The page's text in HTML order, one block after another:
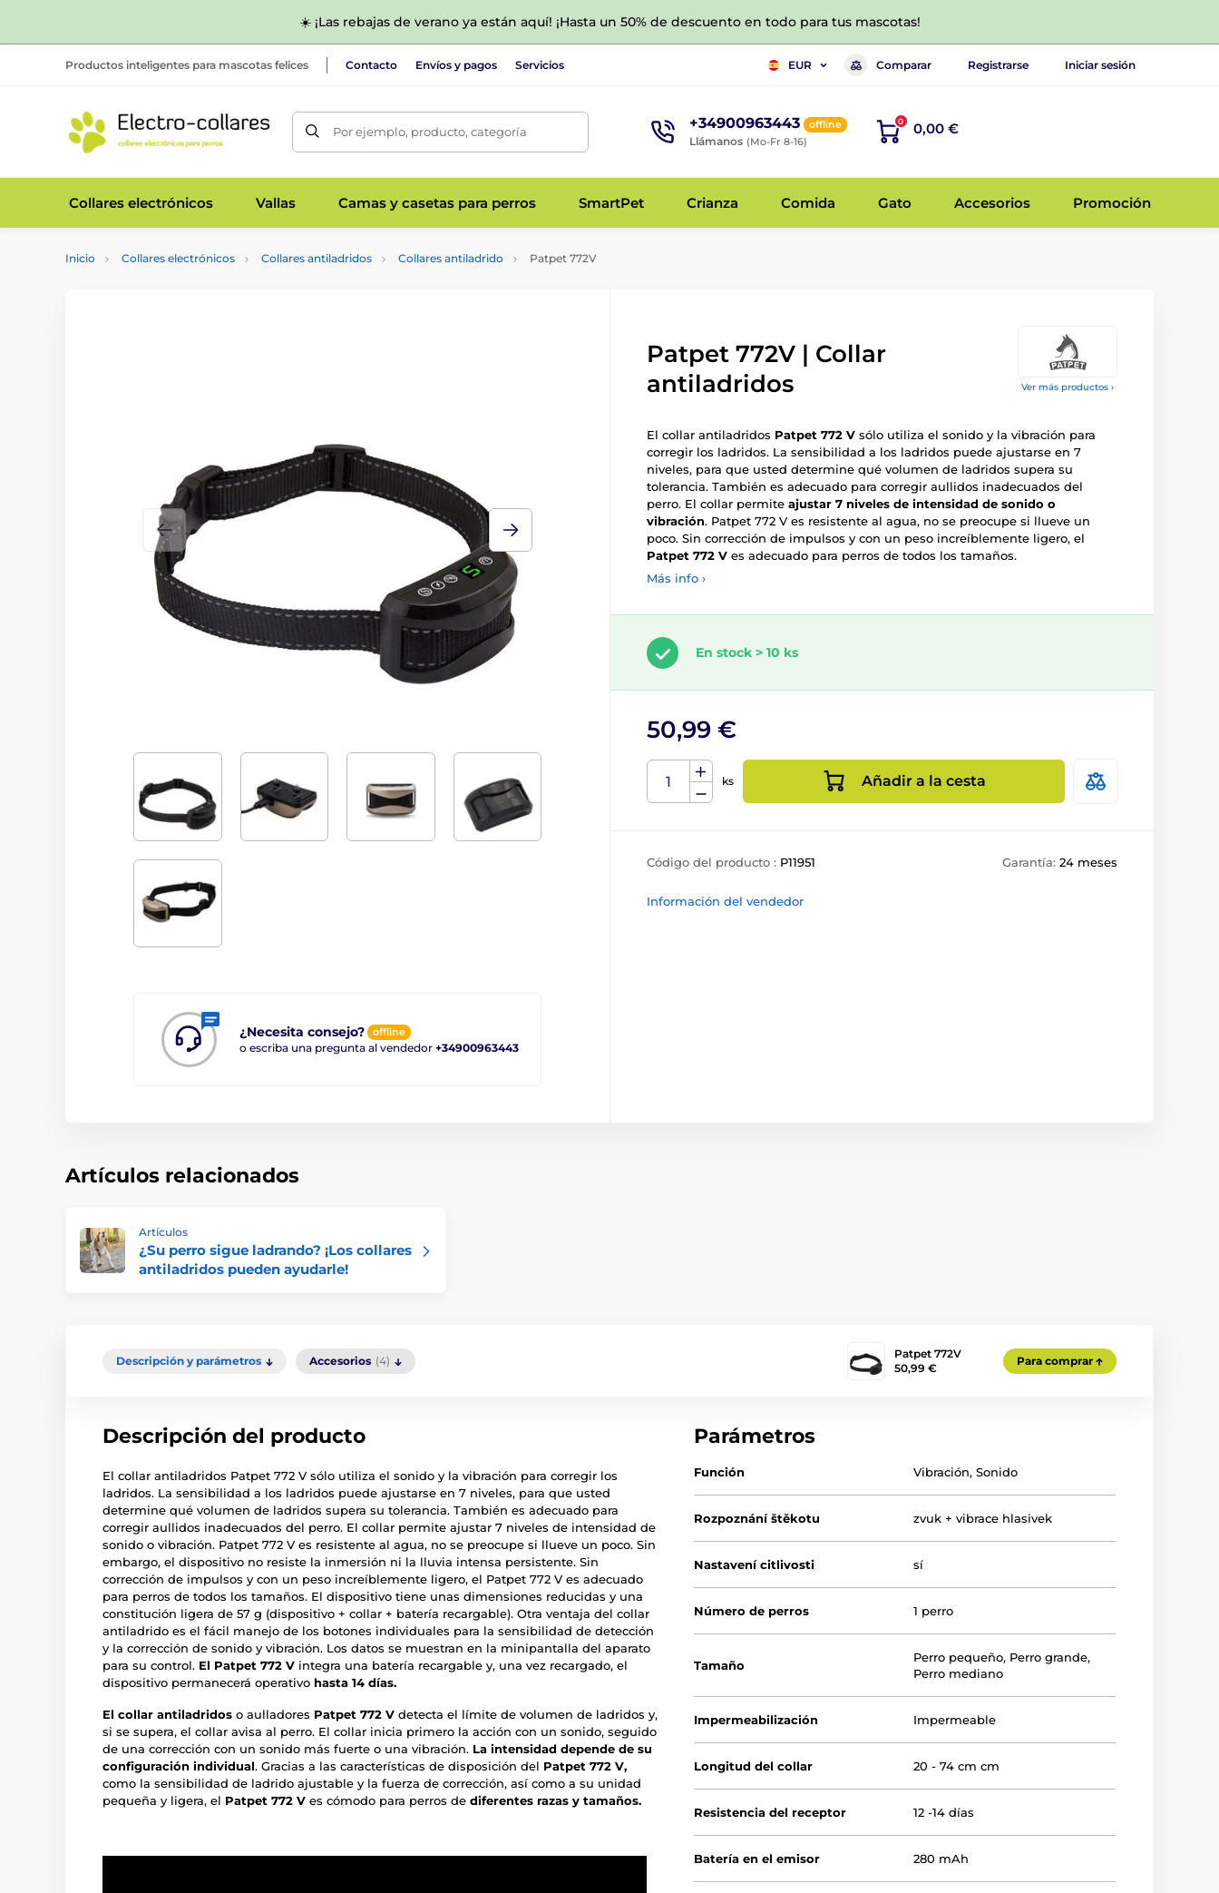
☀️ ¡Las rebajas de verano ya están aquí! ¡Hasta un 50% de descuento en todo para tus mascotas!
Productos inteligentes para mascotas felices Contacto Envíos y pagos Servicios EUR Comparar Registrarse Iniciar sesión
Por ejemplo, producto, categoría +34900963443 offline
Llámanos (Mo-Fr 8-16)
0 0,00 €
Collares electrónicos Vallas Camas y casetas para perros SmartPet Crianza Comida Gato Accesorios Promoción
Inicio Collares electrónicos Collares antiladridos Collares antiladrido Patpet 772V
Ver más productos ›
¿Necesita consejo? offline
o escriba una pregunta al vendedor +34900963443
Patpet 772V | Collar
antiladridos
El collar antiladridos Patpet 772 V sólo utiliza el sonido y la vibración para
corregir los ladridos. La sensibilidad a los ladridos puede ajustarse en 7
niveles, para que usted determine qué volumen de ladridos supera su
tolerancia. También es adecuado para corregir aullidos inadecuados del
perro. El collar permite ajustar 7 niveles de intensidad de sonido o
vibración. Patpet 772 V es resistente al agua, no se preocupe si llueve un
poco. Sin corrección de impulsos y con un peso increíblemente ligero, el
Patpet 772 V es adecuado para perros de todos los tamaños.
Más info ›
En stock > 10 ks
50,99 €
ks Añadir a la cesta
Código del producto : P11951 Garantía: 24 meses
Información del vendedor
Artículos relacionados
Artículos
¿Su perro sigue ladrando? ¡Los collares
antiladridos pueden ayudarle!
Descripción y parámetros Accesorios (4)
Patpet 772V
50,99 €
Para comprar
Descripción del producto
El collar antiladridos Patpet 772 V sólo utiliza el sonido y la vibración para corregir los
ladridos. La sensibilidad a los ladridos puede ajustarse en 7 niveles, para que usted
determine qué volumen de ladridos supera su tolerancia. También es adecuado para
corregir aullidos inadecuados del perro. El collar permite ajustar 7 niveles de intensidad de
sonido o vibración. Patpet 772 V es resistente al agua, no se preocupe si llueve un poco. Sin
embargo, el dispositivo no resiste la inmersión ni la lluvia intensa persistente. Sin
corrección de impulsos y con un peso increíblemente ligero, el Patpet 772 V es adecuado
para perros de todos los tamaños. El dispositivo tiene unas dimensiones reducidas y una
constitución ligera de 57 g (dispositivo + collar + batería recargable). Otra ventaja del collar
antiladrido es el fácil manejo de los botones individuales para la sensibilidad de detección
y la corrección de sonido y vibración. Los datos se muestran en la minipantalla del aparato
para su control. El Patpet 772 V integra una batería recargable y, una vez recargado, el
dispositivo permanecerá operativo hasta 14 días.
El collar antiladridos o aulladores Patpet 772 V detecta el límite de volumen de ladridos y,
si se supera, el collar avisa al perro. El collar inicia primero la acción con un sonido, seguido
de una corrección con un sonido más fuerte o una vibración. La intensidad depende de su
configuración individual. Gracias a las características de disposición del Patpet 772 V,
como la sensibilidad de ladrido ajustable y la fuerza de corrección, así como a su unidad
pequeña y ligera, el Patpet 772 V es cómodo para perros de diferentes razas y tamaños.
Parámetros
Función Vibración,Sonido
Rozpoznání štěkotu zvuk + vibrace hlasivek
Nastavení citlivosti sí
Número de perros 1 perro
Tamaño
Perro pequeño, Perro grande,
Perro mediano
Impermeabilización Impermeable
Longitud del collar 20 - 74 cm cm
Resistencia del receptor 12 -14 días
Batería en el emisor 280 mAh